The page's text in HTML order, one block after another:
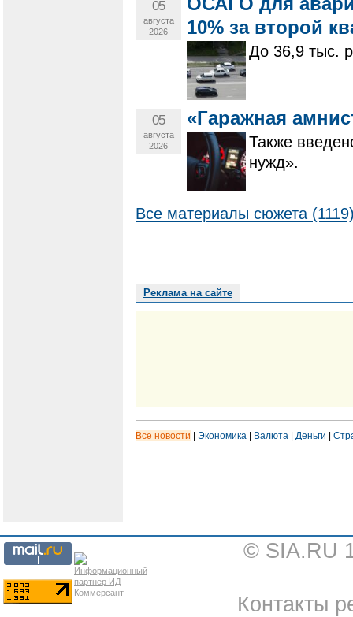
05
августа
2026
10% за второй
До 36,9 тыс.
05
августа
2026
«Гаражная
Также
нужд».
Все материалы сюжета
Реклама на сайте
Все новости Экономика Валюта Деньги
© SIA.RU
Контакты